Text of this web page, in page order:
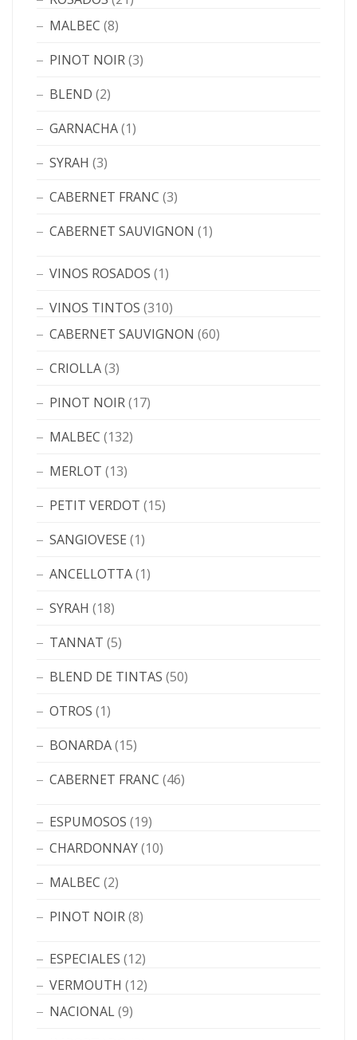
MALBEC (8)
PINOT NOIR(3)
BLEND (2)
GARNACHA(1)
SYRAH (3)
CABERNET FRANC (3)
CABERNET SAUVIGNON (1)
VINOS ROSADOS (1)
VINOS TINTOS (310)
CABERNET SAUVIGNON (60)
CRIOLLA(3)
PINOT NOIR(17)
MALBEC (132)
MERLOT (13)
PETIT VERDOT (15)
SANGIOVESE (1)
ANCELLOTTA(1)
SYRAH (18)
TANNAT (5)
BLEND DE TINTAS (50)
OTROS (1)
BONARDA(15)
CABERNET FRANC (46)
ESPUMOSOS (19)
CHARDONNAY(10)
MALBEC (2)
PINOT NOIR(8)
ESPECIALES (12)
VERMOUTH (12)
NACIONAL(9)